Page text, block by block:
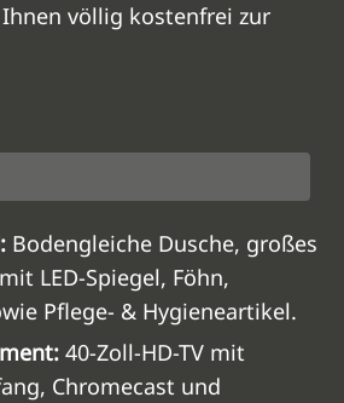
völlig kostenfrei zur
Bodengleiche Dusche, großes
LED-Spiegel, Föhn,
Pflege- & Hygieneartikel.
40-Zoll-HD-TV mit
Chromecast und